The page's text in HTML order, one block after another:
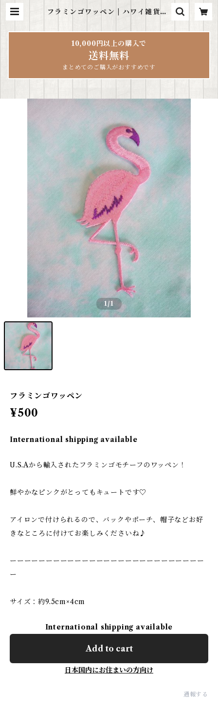
フラミンゴワッペン | ハワイ雑貨Le
10,000円以上の購入で
送料無料
まとめてのご購入がおすすめです
1/1
フラミンゴワッペン
¥500
International shipping available
U.S.Aから輸入されたフラミンゴモチーフのワッペン！
鮮やかなピンクがとってもキュートです♡
アイロンで付けられるので、バックやポーチ、帽子などお好
きなところに付けてお楽しみくださいね♪
ーーーーーーーーーーーーーーーーーーーーーーーーーーー
ー
サイズ：約9.5cm×4cm
International shipping available
Add to cart
日本国内にお住まいの方向け
通報する